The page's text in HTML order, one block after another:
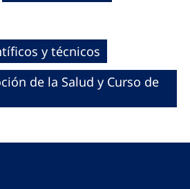
y técnicos
de la Salud y Curso de